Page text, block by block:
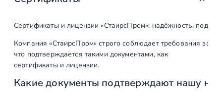
о
а
р
а
Н
Сертификаты и лицензии «СтаирсПром»: надёжность,
Компания «СтаирсПром» строго соблюдает требования
что подтверждается такими документами, как
сертификаты и лицензии.
Какие документы подтверждают нашу